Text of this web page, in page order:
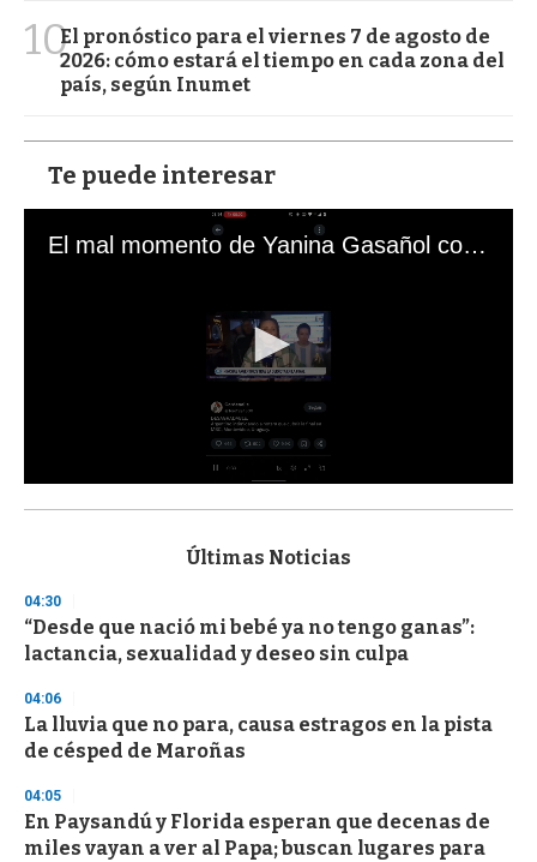
10El pronóstico para el viernes 7 de agosto de
2026: cómo estará el tiempo en cada zona del
país, según Inumet
Te puede interesar
El mal momento de Yanina Gasañol con un hincha argentino en "Subrayado"
s
d
s
o
f
3
s
e
c
n
d
Últimas Noticias
04:30
“Desde que nació mi bebé ya no tengo ganas”:
lactancia, sexualidad y deseo sin culpa
04:06
La lluvia que no para, causa estragos en la pista
de césped de Maroñas
04:05
En Paysandú y Florida esperan que decenas de
miles vayan a ver al Papa; buscan lugares para